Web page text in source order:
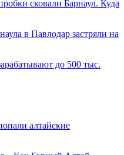
сковали Барнаул. Куда
в Павлодар застряли на
до 500 тыс.
алтайские